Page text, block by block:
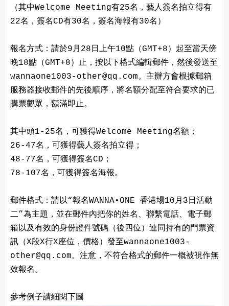
（其中Welcome Meeting有25名，藝人簽名拍立得有
22名，簽名CD有30名，簽名海報有30名）
報名方式：請於9月28日上午10點（GMT+8）起至當天傍
晚18點（GMT+8）止，按以下格式編輯郵件，然後發送至
wannaone1003-other@qq.com。主辦方會根據郵箱
服務器接收郵件的先後順序，將名額分配至符合要求的已
購票觀眾，額滿即止。
其中頭1-25名，可獲得Welcome Meeting名額；
26-47名，可獲得藝人簽名拍立得；
48-77名，可獲得簽名CD；
78-107名，可獲得簽名海報。
郵件格式：請以“報名WANNA•ONE 香港場10月3日活動
二”為主題，並在郵件內把你的姓名、聯繫電話、電子郵
箱以及有效的身份證件號碼（後四位）連同持有的門票資
訊（X段X行X座位，價格）發至wannaone1003-
other@qq.com。注意，不符合格式的郵件一概被視作無
效報名。
參考例子請細閱下圖